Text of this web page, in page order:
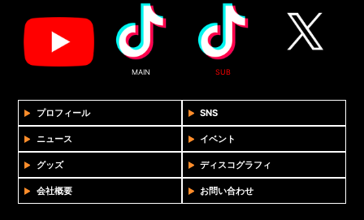
MAIN SUB
プロフィール SNS
ニュース イベント
グッズ ディスコグラフィ
会社概要 お問い合わせ